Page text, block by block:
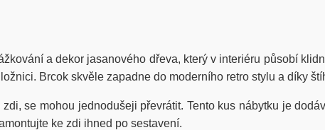
a dekor jasanového dřeva, který v interiéru působí
Brcok skvěle zapadne do moderního retro stylu a díky
se mohou jednodušeji převrátit. Tento kus nábytku je
ke zdi ihned po sestavení.